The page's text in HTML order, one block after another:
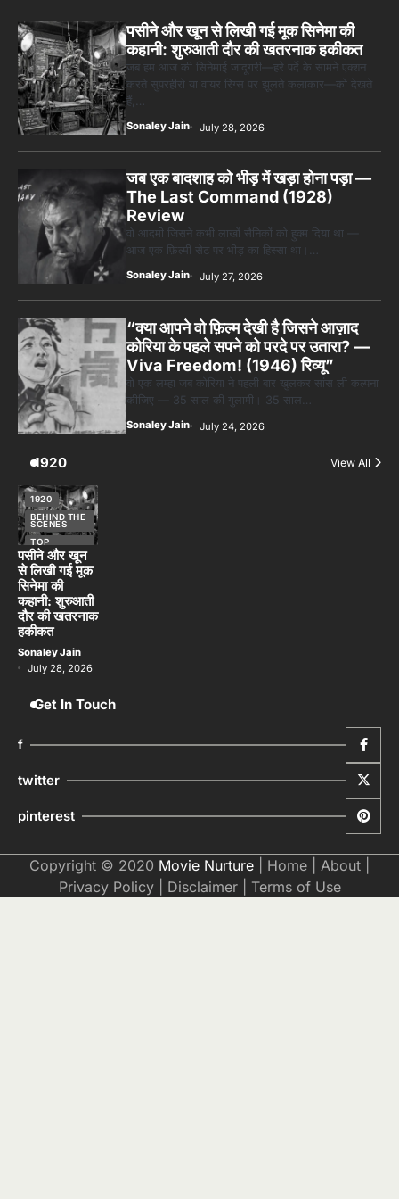
पसीने और खून से लिखी गई मूक सिनेमा की
कहानी: शुरुआती दौर की खतरनाक हकीकत
जब हम आज की सिनेमाई जादूगरी—हरे पर्दे के सामने एक्शन
करते सुपरहीरो या वायर रिग्स पर झूलते कलाकार—को देखते
हैं,…
Sonaley Jain July 28, 2026
जब एक बादशाह को भीड़ में खड़ा होना पड़ा —
The Last Command (1928)
Review
वो आदमी जिसने कभी लाखों सैनिकों को हुक्म दिया था —
आज एक फ़िल्मी सेट पर भीड़ का हिस्सा था।…
Sonaley Jain July 27, 2026
“क्या आपने वो फ़िल्म देखी है जिसने आज़ाद
कोरिया के पहले सपने को परदे पर उतारा? —
Viva Freedom! (1946) रिव्यू”
वो एक लम्हा जब कोरिया ने पहली बार खुलकर सांस ली कल्पना
कीजिए — 35 साल की गुलामी। 35 साल…
Sonaley Jain July 24, 2026
1920 View All
1920
BEHIND THE
SCENES
TOP
STORIES
पसीने और खून
से लिखी गई मूक
सिनेमा की
कहानी: शुरुआती
दौर की खतरनाक
हकीकत
Sonaley Jain
July 28, 2026
Get In Touch
f
twitter
pinterest
Copyright © 2020 Movie Nurture Home About
Privacy Policy| Disclaimer| Terms of Use